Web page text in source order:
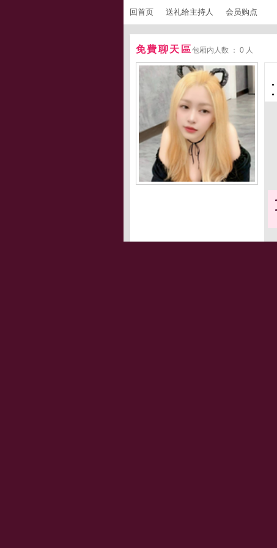
回首页 送礼给主持人 会员购点
免費聊天區包厢内人数 ： 0 人